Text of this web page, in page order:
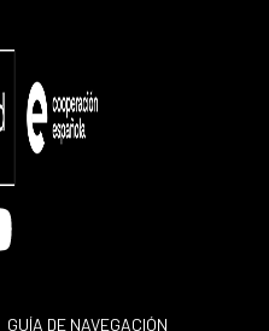
GUÍA DE NAVEGACIÓN